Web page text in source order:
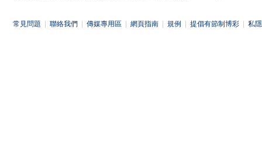
常見問題 聯絡我們 傳媒專用區 網頁指南 規例 提倡有節制博彩 私